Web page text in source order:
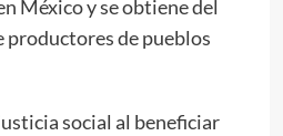
México y se obtiene del
productores de pueblos
social al beneficiar